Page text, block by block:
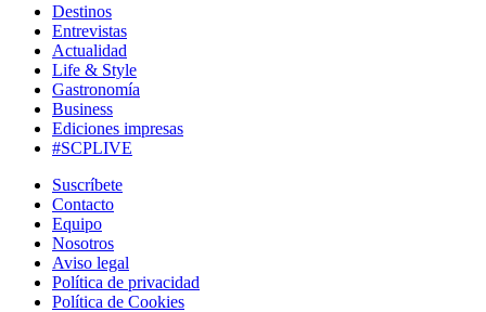
Destinos
Entrevistas
Actualidad
Life & Style
Gastronomía
Business
Ediciones impresas
#SCPLIVE
Suscríbete
Contacto
Equipo
Nosotros
Aviso legal
Política de privacidad
Política de Cookies